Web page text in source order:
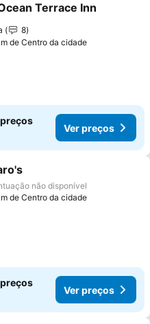
aos favoritos
Terrace Inn
8
de Centro da cidade
Ver preços
aos favoritos
não disponível
de Centro da cidade
Ver preços